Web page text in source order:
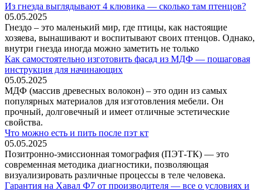
Из гнезда выглядывают 4 клювика — сколько там птенцов?
05.05.2025
Гнездо – это маленький мир, где птицы, как настоящие
хозяева, вынашивают и воспитывают своих птенцов. Однако,
внутри гнезда иногда можно заметить не только
Как самостоятельно изготовить фасад из МДФ — пошаговая
инструкция для начинающих
05.05.2025
МДФ (массив древесных волокон) – это один из самых
популярных материалов для изготовления мебели. Он
прочный, долговечный и имеет отличные эстетические
свойства.
Что можно есть и пить после пэт кт
05.05.2025
Позитронно-эмиссионная томография (ПЭТ-ТК) — это
современная методика диагностики, позволяющая
визуализировать различные процессы в теле человека.
Гарантия на Хавал Ф7 от производителя — все о условиях и